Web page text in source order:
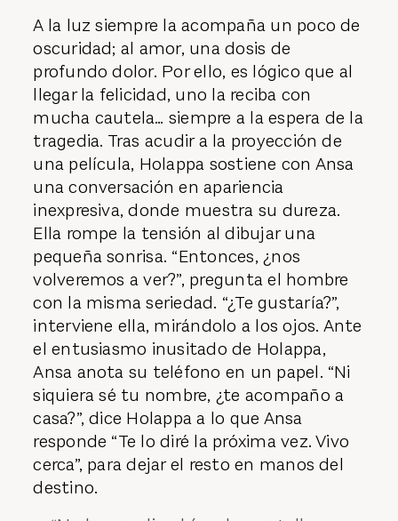
A la luz siempre la acompaña un poco de
oscuridad; al amor, una dosis de
profundo dolor. Por ello, es lógico que al
llegar la felicidad, uno la reciba con
mucha cautela… siempre a la espera de la
tragedia. Tras acudir a la proyección de
una película, Holappa sostiene con Ansa
una conversación en apariencia
inexpresiva, donde muestra su dureza.
Ella rompe la tensión al dibujar una
pequeña sonrisa. “Entonces, ¿nos
volveremos a ver?”, pregunta el hombre
con la misma seriedad. “¿Te gustaría?”,
interviene ella, mirándolo a los ojos. Ante
el entusiasmo inusitado de Holappa,
Ansa anota su teléfono en un papel. “Ni
siquiera sé tu nombre, ¿te acompaño a
casa?”, dice Holappa a lo que Ansa
responde “Te lo diré la próxima vez. Vivo
cerca”, para dejar el resto en manos del
destino.